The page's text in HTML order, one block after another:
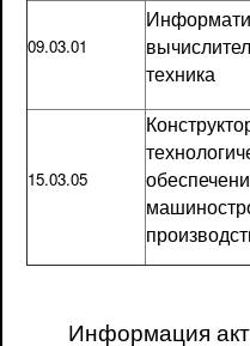
09.03.01
техника
15.03.05
Информация